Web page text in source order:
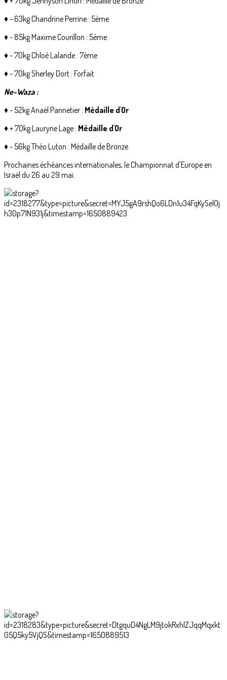
♦ - 63kg Chandrine Perrine : 5ème
♦ - 85kg Maxime Courillon : 5ème
♦ - 70kg Chloé Lalande : 7ème
♦ - 70kg Sherley Dort : Forfait
Ne-Waza :
♦ - 52kg Anaël Pannetier : Médaille d'Or
♦ + 70kg Lauryne Lage : Médaille d'Or
♦ - 56kg Théo Luton : Médaille de Bronze
Prochaines échéances internationales, le Championnat d'Europe en
Israël du 26 au 29 mai.